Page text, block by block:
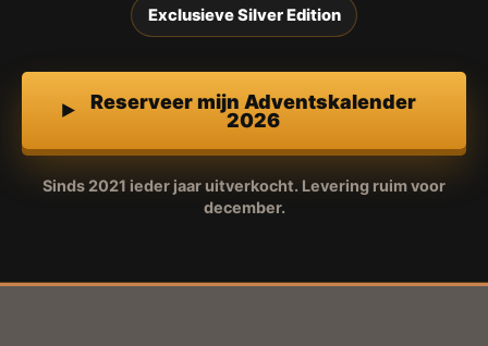
Exclusieve Silver Edition
Reserveer mijn Adventskalender
2026
Sinds 2021 ieder jaar uitverkocht. Levering ruim voor
december.